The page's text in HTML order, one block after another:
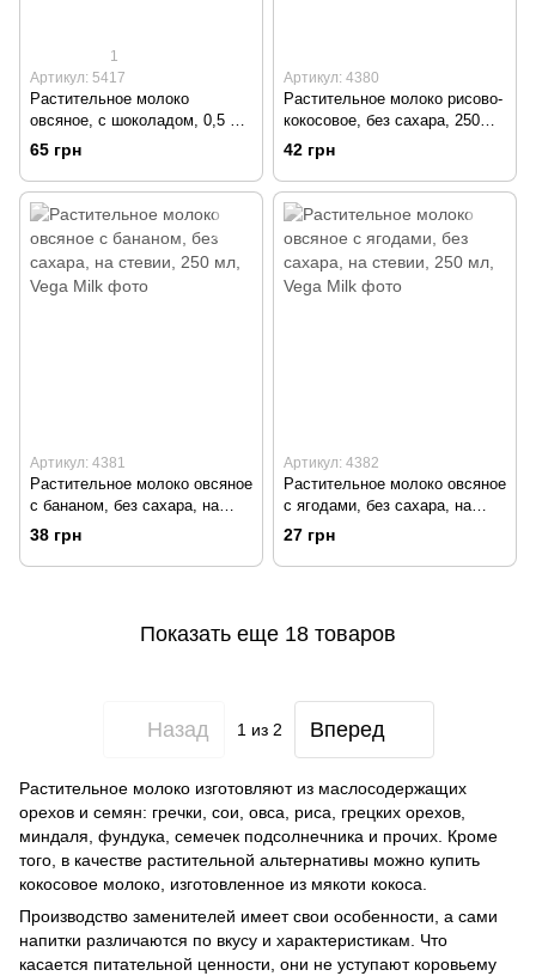
1
Артикул: 5417
Растительное молоко
овсяное, с шоколадом, 0,5 л,
Vega Milk
65 грн
Артикул: 4380
Растительное молоко рисово-
кокосовое, без сахара, 250
мл, Vega Milk
42 грн
Артикул: 4381
Растительное молоко овсяное
с бананом, без сахара, на
стевии, 250 мл, Vega Milk
38 грн
Артикул: 4382
Растительное молоко овсяное
с ягодами, без сахара, на
стевии, 250 мл, Vega Milk
27 грн
Показать еще 18 товаров
Назад 1из 2 Вперед
Растительное молоко изготовляют из маслосодержащих
орехов и семян: гречки, сои, овса, риса, грецких орехов,
миндаля, фундука, семечек подсолнечника и прочих. Кроме
того, в качестве растительной альтернативы можно купить
кокосовое молоко, изготовленное из мякоти кокоса.
Производство заменителей имеет свои особенности, а сами
напитки различаются по вкусу и характеристикам. Что
касается питательной ценности, они не уступают коровьему